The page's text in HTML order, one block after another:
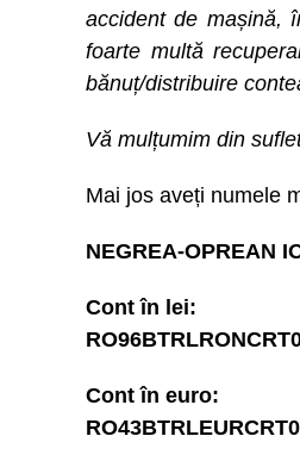
accident de mașină,
foarte multă
bănuț/distribuire
Vă mulțumim din
Mai jos aveți numele
NEGREA-OPREAN
Cont în lei:
Cont în euro: